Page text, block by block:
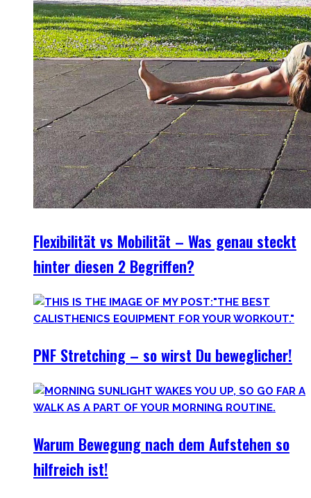
Flexibilität vs Mobilität – Was genau steckt
hinter diesen 2 Begriffen?
PNF Stretching – so wirst Du beweglicher!
Warum Bewegung nach dem Aufstehen so
hilfreich ist!